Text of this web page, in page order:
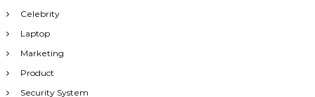
Celebrity
Laptop
Marketing
Product
Security System